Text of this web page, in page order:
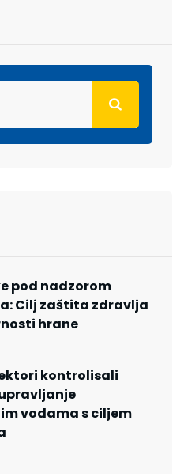
pod nadzorom
Cilj zaštita zdravlja
hrane
kontrolisali
vodama s ciljem